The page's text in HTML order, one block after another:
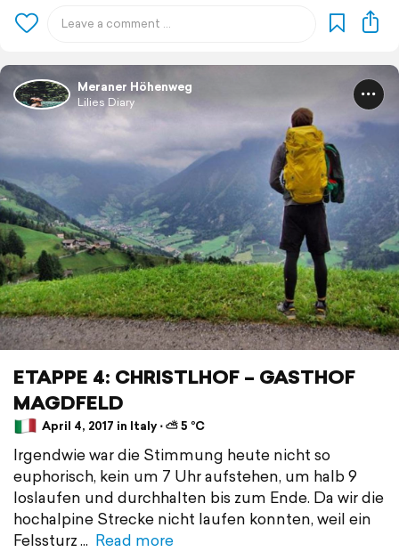
Meraner Höhenweg
Lilies Diary
ETAPPE 4: CHRISTLHOF – GASTHOF
MAGDFELD
April 4, 2017 in Italy ⋅ ⛅ 5 °C
Irgendwie war die Stimmung heute nicht so
euphorisch, kein um 7 Uhr aufstehen, um halb 9
loslaufen und durchhalten bis zum Ende. Da wir die
hochalpine Strecke nicht laufen konnten, weil ein
Felssturz
Read more